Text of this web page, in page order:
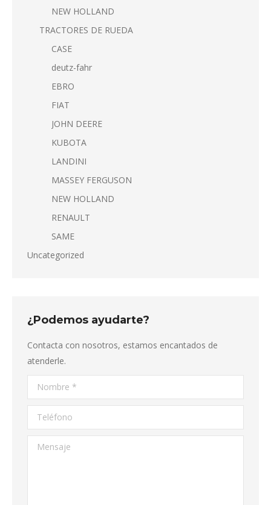
NEW HOLLAND
TRACTORES DE RUEDA
CASE
deutz-fahr
EBRO
FIAT
JOHN DEERE
KUBOTA
LANDINI
MASSEY FERGUSON
NEW HOLLAND
RENAULT
SAME
Uncategorized
¿Podemos ayudarte?
Contacta con nosotros, estamos encantados de
atenderle.
Nombre *
Teléfono
Mensaje